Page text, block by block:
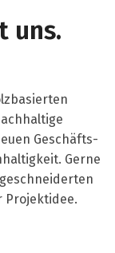
uns.
Geschäfts­
Gerne
Projektidee.